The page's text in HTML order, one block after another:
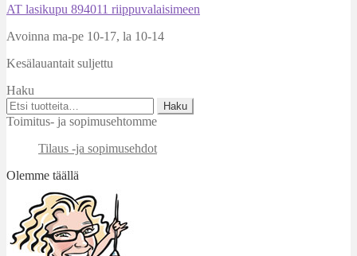
Artikkelien
selaus
Edellinen
AT lasikupu 894011 riippuvalaisimeen
Avoinna ma-pe 10-17, la 10-14
Kesälauantait suljettu
Haku
Etsi:
Haku
Toimitus- ja sopimusehtomme
Tilaus -ja sopimusehdot
Olemme täällä